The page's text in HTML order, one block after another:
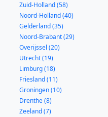
Zuid-Holland (58)
Noord-Holland (40)
Gelderland (35)
Noord-Brabant (29)
Overijssel (20)
Utrecht (19)
Limburg (18)
Friesland (11)
Groningen (10)
Drenthe (8)
Zeeland (7)